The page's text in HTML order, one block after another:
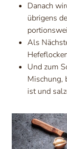
Danach
übrigens
Als
Und zum
Mischung,
ist und